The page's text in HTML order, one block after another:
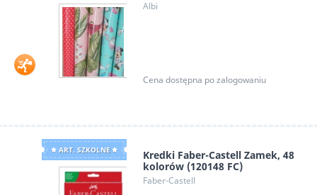
Albi
Cena dostępna po zalogowaniu
ART. SZKOLNE
Kredki Faber-Castell Zamek, 48
kolorów (120148 FC)
Faber-Castell